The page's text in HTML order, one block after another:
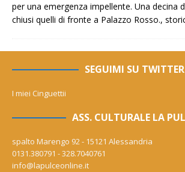
per una emergenza impellente. Una decina
chiusi quelli di fronte a Palazzo Rosso.,
SEGUIMI SU TWITTER
I miei Cinguettii
ASS. CULTURALE LA
spalto Marengo 92 - 15121 Alessandria
0131.380791 - 328.7040761
info@lapulceonline.it